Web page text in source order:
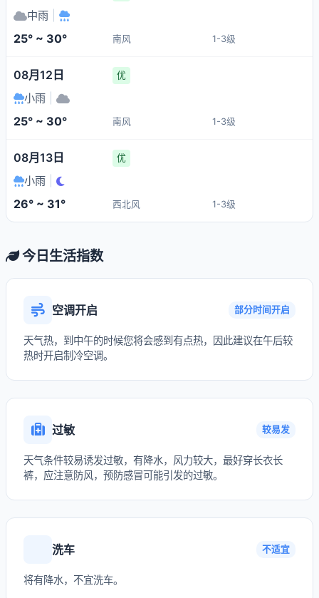
中雨
25° ~ 30° 南风 1-3级
08月12日 优
小雨
25° ~ 30° 南风 1-3级
08月13日 优
小雨
26° ~ 31° 西北风 1-3级
今日生活指数
空调开启 部分时间开启
天气热，到中午的时候您将会感到有点热，因此建议在午后较
热时开启制冷空调。
过敏 较易发
天气条件较易诱发过敏，有降水，风力较大，最好穿长衣长
裤，应注意防风，预防感冒可能引发的过敏。
洗车 不适宜
将有降水，不宜洗车。